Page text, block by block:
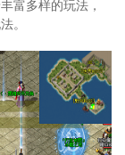
富多样的玩法，
。